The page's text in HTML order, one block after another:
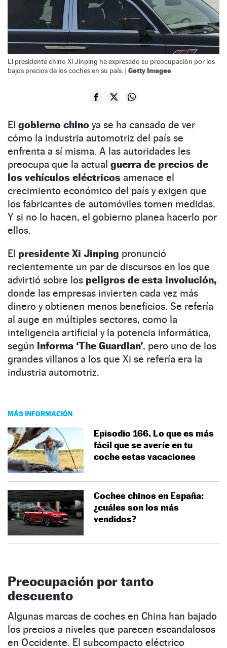
El presidente chino Xi Jinping ha expresado su preocupación por los
bajos precios de los coches en su país. | Getty Images
El gobierno chino ya se ha cansado de ver
cómo la industria automotriz del país se
enfrenta a sí misma. A las autoridades les
preocupa que la actual guerra de precios de
los vehículos eléctricos amenace el
crecimiento económico del país y exigen que
los fabricantes de automóviles tomen medidas.
Y si no lo hacen, el gobierno planea hacerlo por
ellos.
El presidente Xi Jinping pronunció
recientemente un par de discursos en los que
advirtió sobre los peligros de esta involución,
donde las empresas invierten cada vez más
dinero y obtienen menos beneficios. Se refería
al auge en múltiples sectores, como la
inteligencia artificial y la potencia informática,
según informa ‘The Guardian’, pero uno de los
grandes villanos a los que Xi se refería era la
industria automotriz.
MÁS INFORMACIÓN
Episodio 166. Lo que es más
fácil que se averíe en tu
coche estas vacaciones
Coches chinos en España:
¿cuáles son los más
vendidos?
Preocupación por tanto
descuento
Algunas marcas de coches en China han bajado
los precios a niveles que parecen escandalosos
en Occidente. El subcompacto eléctrico